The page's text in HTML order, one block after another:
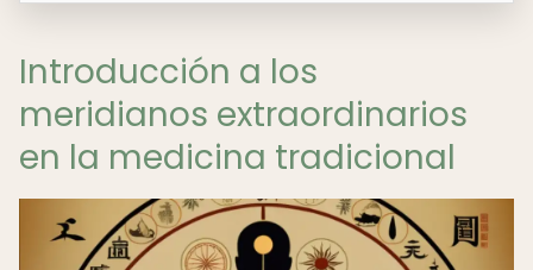
Introducción a los
meridianos extraordinarios
en la medicina tradicional